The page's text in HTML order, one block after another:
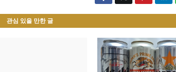
관심 있을 만한 글